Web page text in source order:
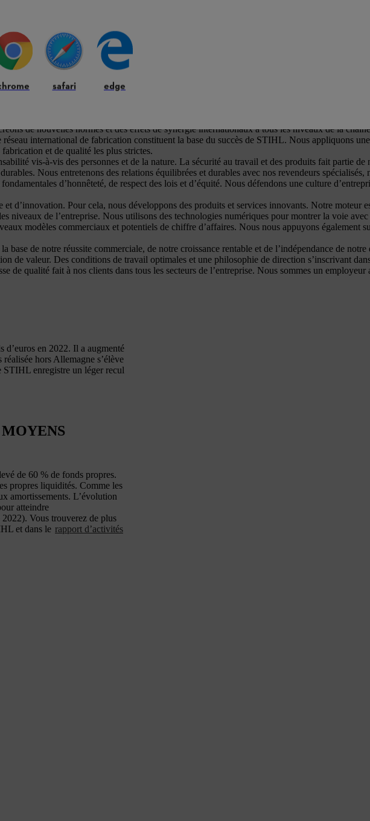
de nos appareils et de nos services. Notre objectif : une personne qui achète un
nous entretenons des relations durables avec nos clients. Nos activités visent à créer un lien
pourquoi nous proposons des solutions de service complètes et exceptionnelles via nos
à une concurrence accrue. STIHL doit donc faire preuve d’une grande d’agilité. Nous
de nouvelles normes et des effets de synergie internationaux à tous les niveaux de la
international de fabrication constituent la base du succès de STIHL. Nous appliquons
et de qualité les plus strictes.
vis-à-vis des personnes et de la nature. La sécurité au travail et des produits fait partie de
Nous entretenons des relations équilibrées et durables avec nos revendeurs spécialisés,
d’honnêteté, de respect des lois et d’équité. Nous défendons une culture
d’innovation. Pour cela, nous développons des produits et services innovants. Notre moteur
niveaux de l’entreprise. Nous utilisons des technologies numériques pour montrer la voie
modèles commerciaux et potentiels de chiffre d’affaires. Nous nous appuyons également
base de notre réussite commerciale, de notre croissance rentable et de l’indépendance de
de valeur. Des conditions de travail optimales et une philosophie de direction s’inscrivant
de qualité fait à nos clients dans tous les secteurs de l’entreprise. Nous sommes un
en 2022. Il a augmenté
hors Allemagne s’élève
STIHL enregistre un léger recul
de 60 % de fonds propres.
propres liquidités. Comme les
amortissements. L’évolution
atteindre
Vous trouverez de plus
et dans le rapport d’activités
safari edge